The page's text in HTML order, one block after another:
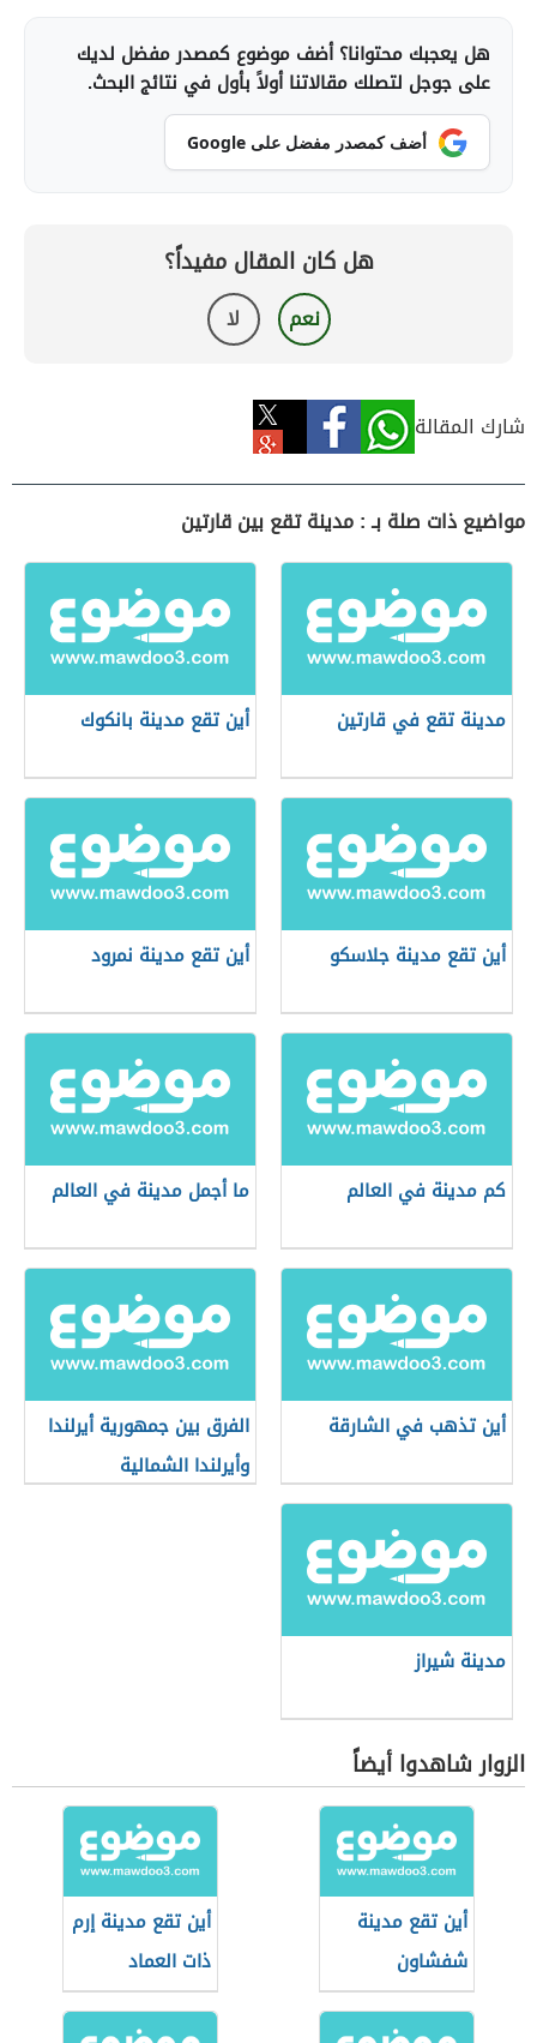
هل يعجبك محتوانا؟ أضف موضوع كمصدر مفضل لديك
على جوجل لتصلك مقالاتنا أولاً بأول في نتائج البحث.
أضف كمصدر مفضل على Google
هل كان المقال مفيداً؟
نعم لا
شارك المقالة
مواضيع ذات صلة بـ : مدينة تقع بين قارتين
مدينة تقع في قارتين أين تقع مدينة بانكوك
أين تقع مدينة جلاسكو أين تقع مدينة نمرود
كم مدينة في العالم ما أجمل مدينة في العالم
أين تذهب في الشارقة
الفرق بين جمهورية أيرلندا
وأيرلندا الشمالية
مدينة شيراز
الزوار شاهدوا أيضاً
أين تقع مدينة
شفشاون
أين تقع مدينة إرم
ذات العماد